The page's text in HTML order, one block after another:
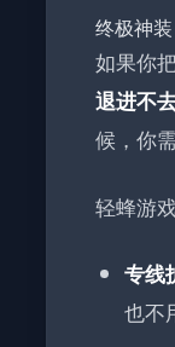
终极神
如果你
退进不
候，你
轻蜂游
专线
也不